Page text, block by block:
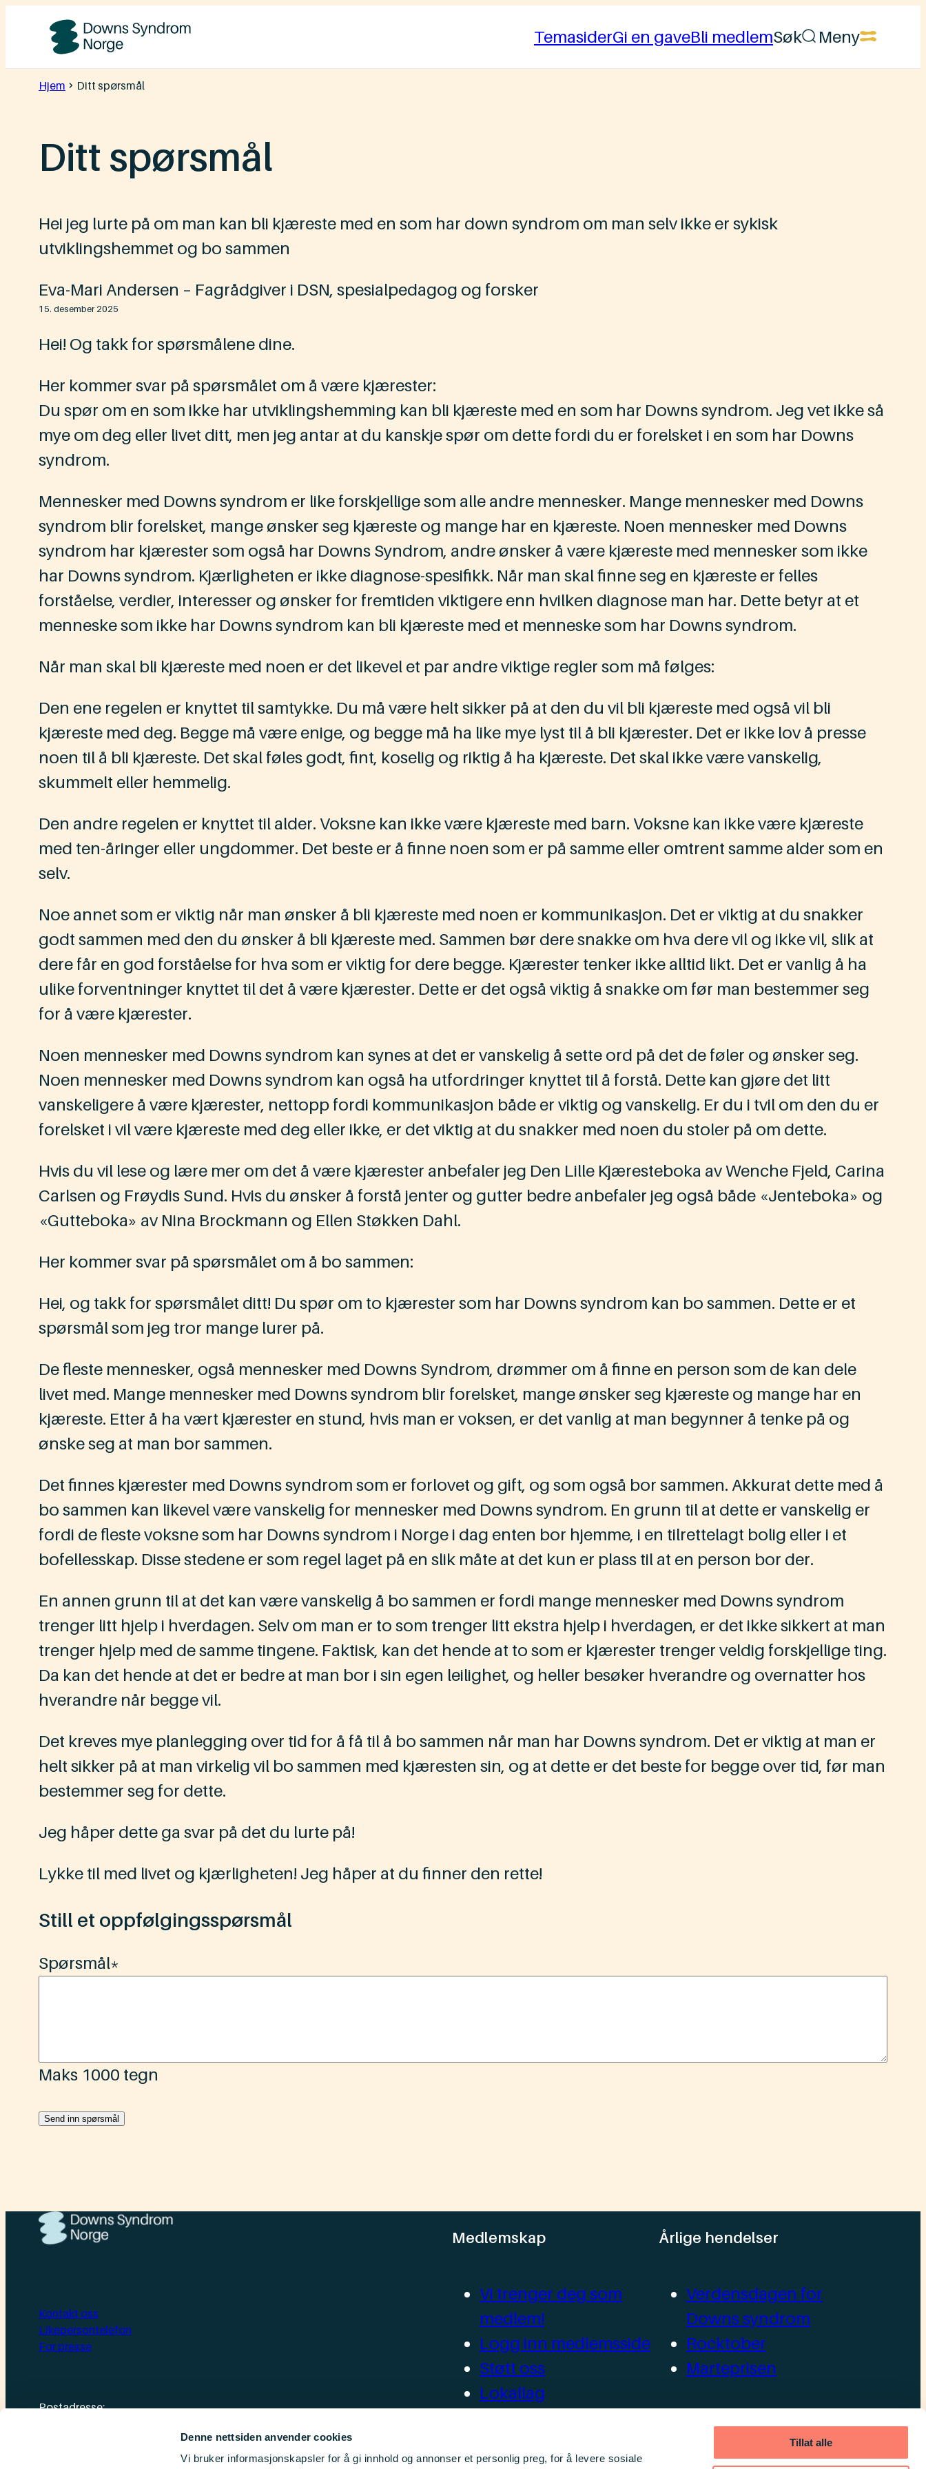
Denne nettsiden anvender cookies
Vi bruker informasjonskapsler for å gi innhold og annonser et personlig preg, for å levere sosiale
Tillat alle
innhold
Downs
Syndrom
TemasiderGi en gaveBli medlemSøk Meny
Hjem Ditt spørsmål
Ditt spørsmål
Hei jeg lurte på om man kan bli kjæreste med en som har down syndrom om man selv ikke er sykisk
utviklingshemmet og bo sammen
Eva-Mari Andersen – Fagrådgiver i DSN, spesialpedagog og forsker
15. desember 2025
Hei! Og takk for spørsmålene dine.
Her kommer svar på spørsmålet om å være kjærester:
Du spør om en som ikke har utviklingshemming kan bli kjæreste med en som har Downs syndrom. Jeg vet ikke så
mye om deg eller livet ditt, men jeg antar at du kanskje spør om dette fordi du er forelsket i en som har Downs
syndrom.
Mennesker med Downs syndrom er like forskjellige som alle andre mennesker. Mange mennesker med Downs
syndrom blir forelsket, mange ønsker seg kjæreste og mange har en kjæreste. Noen mennesker med Downs
syndrom har kjærester som også har Downs Syndrom, andre ønsker å være kjæreste med mennesker som ikke
har Downs syndrom. Kjærligheten er ikke diagnose-spesifikk. Når man skal finne seg en kjæreste er felles
forståelse, verdier, interesser og ønsker for fremtiden viktigere enn hvilken diagnose man har. Dette betyr at et
menneske som ikke har Downs syndrom kan bli kjæreste med et menneske som har Downs syndrom.
Når man skal bli kjæreste med noen er det likevel et par andre viktige regler som må følges:
Den ene regelen er knyttet til samtykke. Du må være helt sikker på at den du vil bli kjæreste med også vil bli
kjæreste med deg. Begge må være enige, og begge må ha like mye lyst til å bli kjærester. Det er ikke lov å presse
noen til å bli kjæreste. Det skal føles godt, fint, koselig og riktig å ha kjæreste. Det skal ikke være vanskelig,
skummelt eller hemmelig.
Den andre regelen er knyttet til alder. Voksne kan ikke være kjæreste med barn. Voksne kan ikke være kjæreste
med ten-åringer eller ungdommer. Det beste er å finne noen som er på samme eller omtrent samme alder som en
selv.
Noe annet som er viktig når man ønsker å bli kjæreste med noen er kommunikasjon. Det er viktig at du snakker
godt sammen med den du ønsker å bli kjæreste med. Sammen bør dere snakke om hva dere vil og ikke vil, slik at
dere får en god forståelse for hva som er viktig for dere begge. Kjærester tenker ikke alltid likt. Det er vanlig å ha
ulike forventninger knyttet til det å være kjærester. Dette er det også viktig å snakke om før man bestemmer seg
for å være kjærester.
Noen mennesker med Downs syndrom kan synes at det er vanskelig å sette ord på det de føler og ønsker seg.
Noen mennesker med Downs syndrom kan også ha utfordringer knyttet til å forstå. Dette kan gjøre det litt
vanskeligere å være kjærester, nettopp fordi kommunikasjon både er viktig og vanskelig. Er du i tvil om den du er
forelsket i vil være kjæreste med deg eller ikke, er det viktig at du snakker med noen du stoler på om dette.
Hvis du vil lese og lære mer om det å være kjærester anbefaler jeg Den Lille Kjæresteboka av Wenche Fjeld, Carina
Carlsen og Frøydis Sund. Hvis du ønsker å forstå jenter og gutter bedre anbefaler jeg også både «Jenteboka» og
«Gutteboka» av Nina Brockmann og Ellen Støkken Dahl.
Her kommer svar på spørsmålet om å bo sammen:
Hei, og takk for spørsmålet ditt! Du spør om to kjærester som har Downs syndrom kan bo sammen. Dette er et
spørsmål som jeg tror mange lurer på.
De fleste mennesker, også mennesker med Downs Syndrom, drømmer om å finne en person som de kan dele
livet med. Mange mennesker med Downs syndrom blir forelsket, mange ønsker seg kjæreste og mange har en
kjæreste. Etter å ha vært kjærester en stund, hvis man er voksen, er det vanlig at man begynner å tenke på og
ønske seg at man bor sammen.
Det finnes kjærester med Downs syndrom som er forlovet og gift, og som også bor sammen. Akkurat dette med å
bo sammen kan likevel være vanskelig for mennesker med Downs syndrom. En grunn til at dette er vanskelig er
fordi de fleste voksne som har Downs syndrom i Norge i dag enten bor hjemme, i en tilrettelagt bolig eller i et
bofellesskap. Disse stedene er som regel laget på en slik måte at det kun er plass til at en person bor der.
En annen grunn til at det kan være vanskelig å bo sammen er fordi mange mennesker med Downs syndrom
trenger litt hjelp i hverdagen. Selv om man er to som trenger litt ekstra hjelp i hverdagen, er det ikke sikkert at man
trenger hjelp med de samme tingene. Faktisk, kan det hende at to som er kjærester trenger veldig forskjellige ting.
Da kan det hende at det er bedre at man bor i sin egen leilighet, og heller besøker hverandre og overnatter hos
hverandre når begge vil.
Det kreves mye planlegging over tid for å få til å bo sammen når man har Downs syndrom. Det er viktig at man er
helt sikker på at man virkelig vil bo sammen med kjæresten sin, og at dette er det beste for begge over tid, før man
bestemmer seg for dette.
Jeg håper dette ga svar på det du lurte på!
Lykke til med livet og kjærligheten! Jeg håper at du finner den rette!
Still et oppfølgingsspørsmål
Spørsmål*
Maks 1000 tegn
Kontakt oss
Likepersontelefon
For presse
Postadresse:
Postboks 1874 Vika, 0124 Oslo
Medlemskap
Vi trenger deg som
medlem!
Logg inn medlemsside
Støtt oss
Lokallag
Årlige hendelser
Verdensdagen for
Downs syndrom
Rocktober
Marteprisen